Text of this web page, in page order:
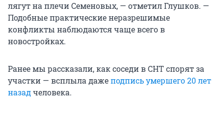
лягут на плечи Семеновых, — отметил Глушков. —
Подобные практические неразрешимые
конфликты наблюдаются чаще всего в
новостройках.
Ранее мы рассказали, как соседи в СНТ спорят за
участки — всплыла дажеподпись умершего 20 лет
назадчеловека.